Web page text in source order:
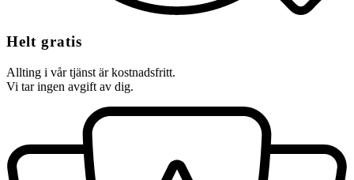
Helt gratis
Allting i vår tjänst är kostnadsfritt.
Vi tar ingen avgift av dig.